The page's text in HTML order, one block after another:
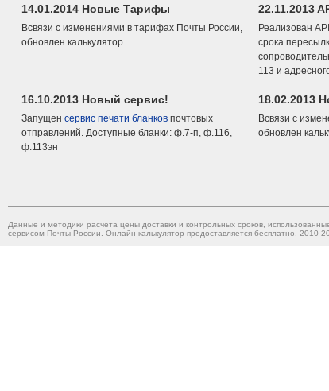
14.01.2014 Новые Тарифы
Всвязи с изменениями в тарифах Почты России,
обновлен калькулятор.
22.11.2013
Реализован
срока
113 и
16.10.2013 Новый сервис!
Запущен сервис печати бланков почтовых
отправлений. Доступные бланки: ф.7-п, ф.116,
ф.113эн
18.02.2013
Всвязи с
обновлен
Данные и методики расчета цены доставки и контрольных сроков,
сервисом Почты России. Онлайн калькулятор предоставляется бесплатно. 2010-